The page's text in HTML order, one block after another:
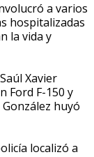
a varios
hospitalizadas
la vida y
Xavier
Ford F-150 y
huyó
localizó a